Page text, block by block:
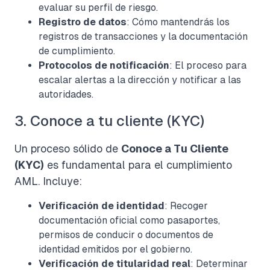
evaluar su perfil de riesgo.
Registro de datos: Cómo mantendrás los
registros de transacciones y la documentación
de cumplimiento.
Protocolos de notificación: El proceso para
escalar alertas a la dirección y notificar a las
autoridades.
3. Conoce a tu cliente (KYC)
Un proceso sólido de Conoce a Tu Cliente
(KYC) es fundamental para el cumplimiento
AML. Incluye:
Verificación de identidad: Recoger
documentación oficial como pasaportes,
permisos de conducir o documentos de
identidad emitidos por el gobierno.
Verificación de titularidad real: Determinar